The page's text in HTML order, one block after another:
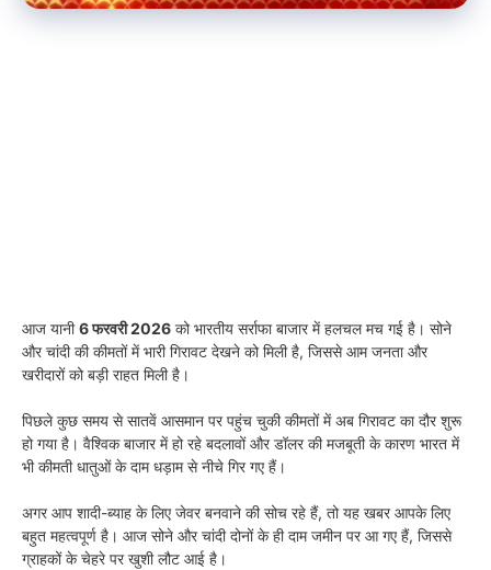
आज यानी6 फरवरी 2026 को भारतीय सर्राफा बाजार में हलचल मच गई है। सोने
और चांदी की कीमतों में भारी गिरावट देखने को मिली है, जिससे आम जनता और
खरीदारों को बड़ी राहत मिली है।
पिछले कुछ समय से सातवें आसमान पर पहुंच चुकी कीमतों में अब गिरावट का दौर शुरू
हो गया है। वैश्विक बाजार में हो रहे बदलावों और डॉलर की मजबूती के कारण भारत में
भी कीमती धातुओं के दाम धड़ाम से नीचे गिर गए हैं।
अगर आप शादी-ब्याह के लिए जेवर बनवाने की सोच रहे हैं, तो यह खबर आपके लिए
बहुत महत्वपूर्ण है। आज सोने और चांदी दोनों के ही दाम जमीन पर आ गए हैं, जिससे
ग्राहकों के चेहरे पर खुशी लौट आई है।